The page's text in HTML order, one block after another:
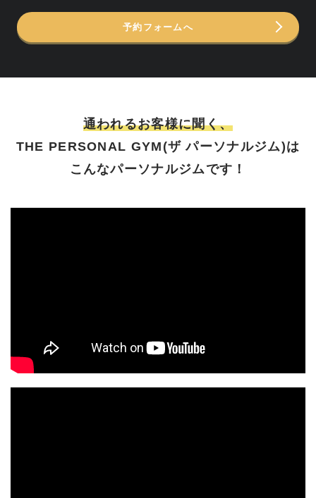
予約フォームへ
通われるお客様に聞く、
THE PERSONAL GYM(ザ パーソナルジム)は
こんなパーソナルジムです！